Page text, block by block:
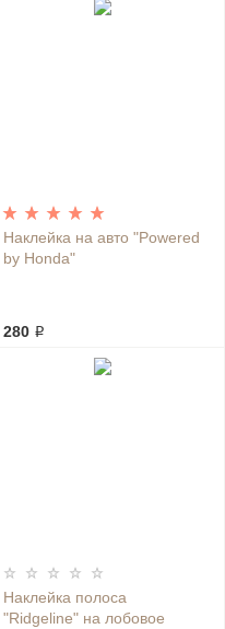
Наклейка на авто "Powered
by Honda"
280 ₽
Наклейка полоса
"Ridgeline" на лобовое